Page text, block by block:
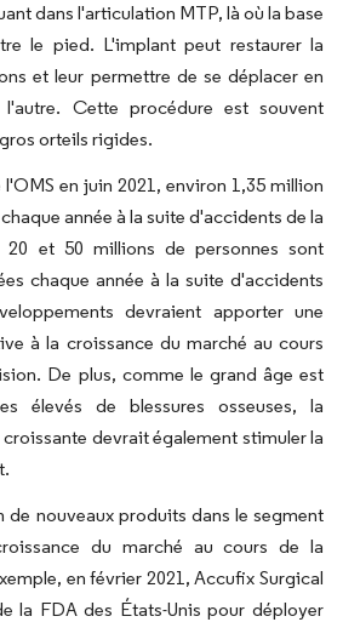
dans l'articulation MTP, là où la base
le pied. L'implant peut restaurer la
et leur permettre de se déplacer en
Cette procédure est souvent
orteils rigides.
en juin 2021, environ 1,35 million
année à la suite d'accidents de la
et 50 millions de personnes sont
chaque année à la suite d'accidents
devraient apporter une
à la croissance du marché au cours
De plus, comme le grand âge est
élevés de blessures osseuses, la
devrait également stimuler la
nouveaux produits dans le segment
du marché au cours de la
en février 2021, Accufix Surgical
la FDA des États-Unis pour déployer